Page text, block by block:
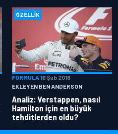
ÖZELLIK
FORMULA 16 Şub 2018
EKLEYEN BEN ANDERSON
Analiz: Verstappen, nasıl
Hamilton için en büyük
tehditlerden oldu?